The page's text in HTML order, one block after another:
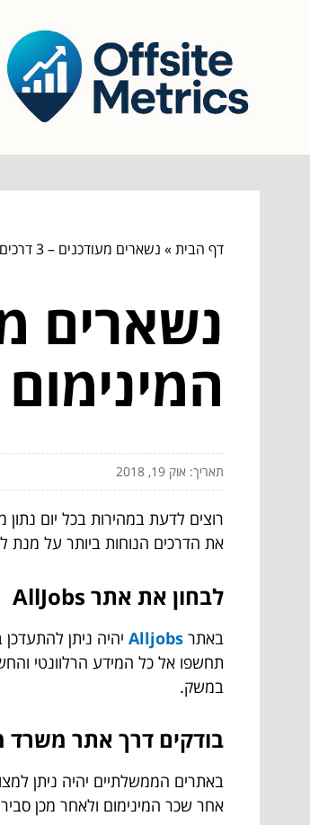
דף הבית» נשארים מעודכנים – 3 דרכים לבדוק מה שכר המינימום היום?
תאריך: אוק 19, 2018
רוצים לדעת במהירות בכל יום
את הדרכים הנוחות ביותר על מנת
לבחון את אתר AllJobs
באתר Alljobs יהיה ניתן
תחשפו אל כל המידע הרלוונטי
במשק.
בודקים דרך אתר
באתרים הממשלתיים יהיה ניתן
אחר שכר המינימום ולאחר מכן